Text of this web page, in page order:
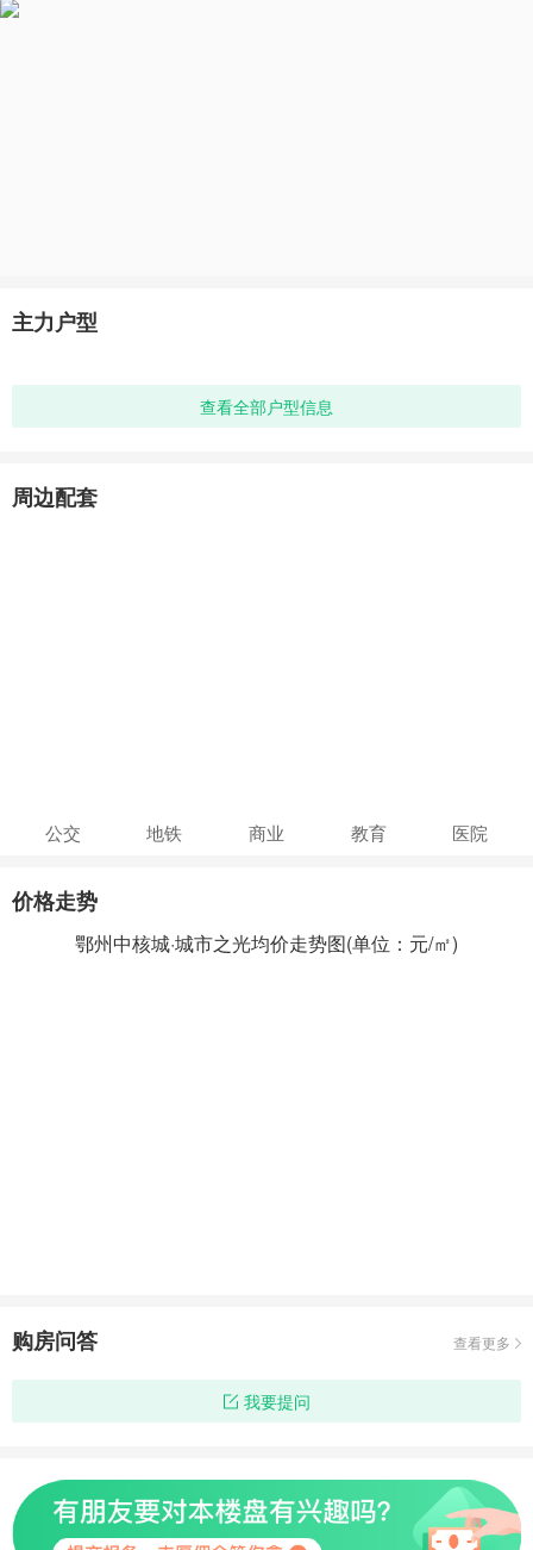
主力户型
查看全部户型信息
周边配套
公交 地铁 商业 教育 医院
价格走势
鄂州中核城·城市之光均价走势图(单位：元/㎡)
购房问答 查看更多
我要提问